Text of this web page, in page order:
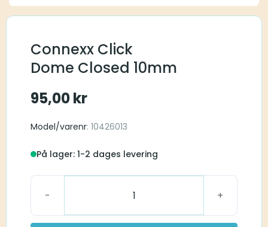
Connexx Click
Dome Closed 10mm
95,00kr
Model/varenr: 10426013
På lager: 1-2 dages levering